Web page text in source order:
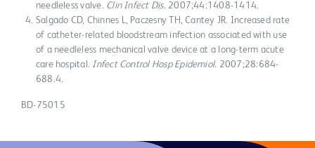
needleless valve. Clin Infect Dis.2007;44:1408-1414.
Salgado CD, Chinnes L, Paczesny TH, Cantey JR. Increased rate
of catheter-related bloodstream infection associated with use
of a needleless mechanical valve device at a long-term acute
care hospital. Infect Control Hosp Epidemiol. 2007;28:684-
688.4.
BD-75015